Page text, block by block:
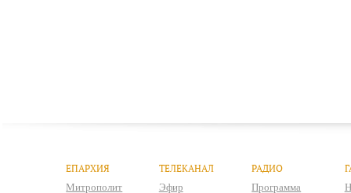
ЕПАРХИЯ
Митрополит
ТЕЛЕКАНАЛ
Эфир
РАДИО
Программа